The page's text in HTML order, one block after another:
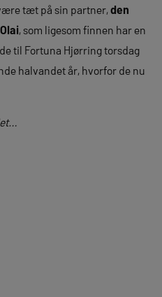
tæt på sin partner,den
, som ligesom finnen har en
til Fortuna Hjørring torsdag
halvandet år, hvorfor de nu